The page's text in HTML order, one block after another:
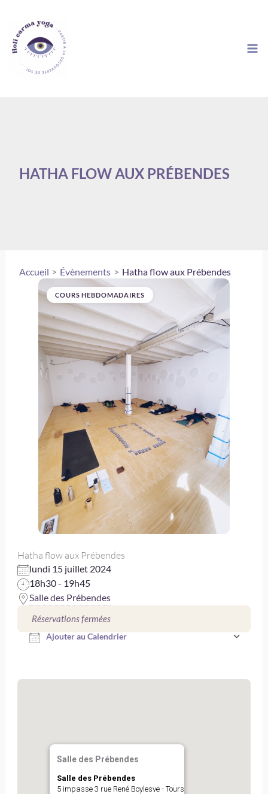
contenu
HATHA FLOW AUX PRÉBENDES
Accueil Évènements Hatha flow aux Prébendes
COURS HEBDOMADAIRES
Hatha flow aux Prébendes
lundi 15 juillet 2024
18h30 - 19h45
Salle des Prébendes
Réservations fermées
Ajouter au Calendrier
Télécharger ICS
Salle des Prébendes
Salle des Prébendes
5 impasse 3 rue René Boylesve - Tours